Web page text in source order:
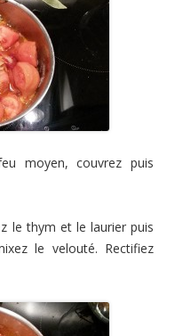
moyen, couvrez puis
le thym et le laurier puis
le velouté. Rectifiez